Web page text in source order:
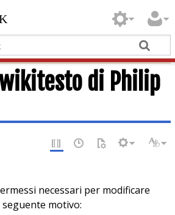
di Philip
necessari per modificare
motivo: